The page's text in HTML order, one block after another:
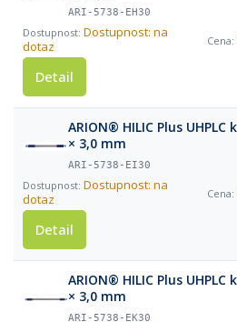
ARI-5738-EH30
Dostupnost: na
dotaz
Detail
ARION® HILIC Plus
× 3,0 mm
ARI-5738-EI30
Dostupnost: na
dotaz
Detail
ARION® HILIC Plus
× 3,0 mm
ARI-5738-EK30